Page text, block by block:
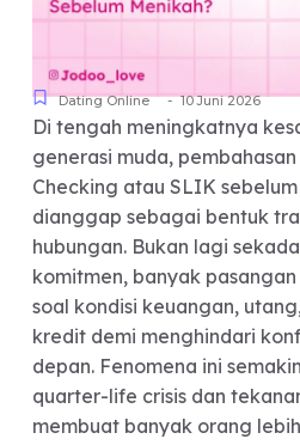
Dating Online - 10 Juni 2026
Di tengah meningkatnya
generasi muda,
Checking atau SLIK
dianggap sebagai
hubungan. Bukan lagi
komitmen, banyak
soal kondisi keuangan,
kredit demi menghindari